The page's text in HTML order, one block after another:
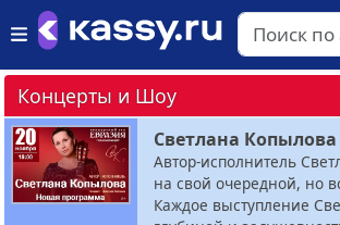
Концерты и Шоу
Светлана Копылова
Автор-исполнитель
на свой очередной, но
Каждое выступление